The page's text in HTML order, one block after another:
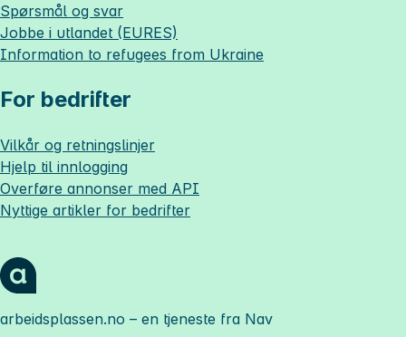
Spørsmål og svar
Jobbe i utlandet (EURES)
Information to refugees from Ukraine
For bedrifter
Vilkår og retningslinjer
Hjelp til innlogging
Overføre annonser med API
Nyttige artikler for bedrifter
arbeidsplassen.no – en tjeneste fra Nav